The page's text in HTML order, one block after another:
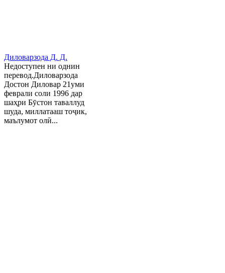
Диловарзода Д. Д.
Недоступен ни однин
перевод.Диловарзода
Достон Диловар 21уми
феврали соли 1996 дар
шаҳри Бӯстон таваллуд
шуда, миллатааш тоҷик,
маълумот олӣ...